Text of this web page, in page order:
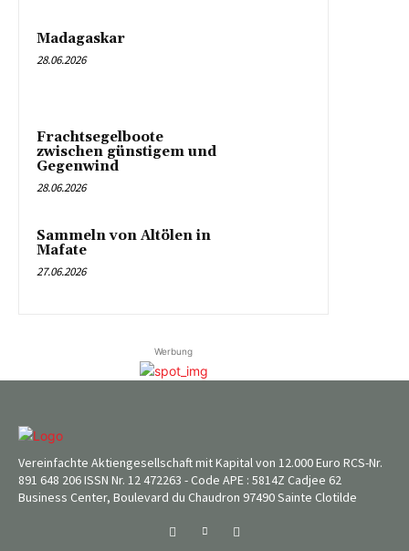
Madagaskar
28.06.2026
Frachtsegelboote
zwischen günstigem und
Gegenwind
28.06.2026
Sammeln von Altölen in
Mafate
27.06.2026
Werbung
Vereinfachte Aktiengesellschaft mit Kapital von 12.000 Euro RCS-Nr.
891 648 206 ISSN Nr. 12 472263 - Code APE : 5814Z Cadjee 62
Business Center, Boulevard du Chaudron 97490 Sainte Clotilde